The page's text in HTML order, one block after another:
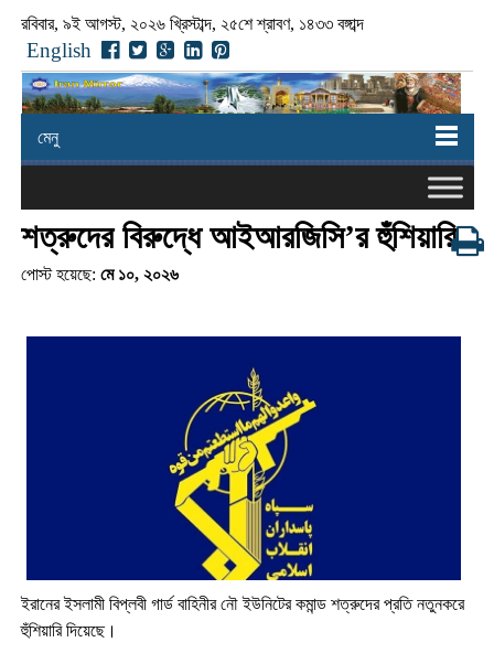
রবিবার, ৯ই আগস্ট, ২০২৬ খ্রিস্টাব্দ, ২৫শে শ্রাবণ, ১৪৩৩ বঙ্গাব্দ
English
মেনু
শত্রুদের বিরুদ্ধে আইআরজিসি’র হুঁশিয়ারি
পোস্ট হয়েছে: মে ১০, ২০২৬
ইরানের ইসলামী বিপ্লবী গার্ড বাহিনীর নৌ ইউনিটের কমান্ড শত্রুদের প্রতি নতুনকরে
হুঁশিয়ারি দিয়েছে।